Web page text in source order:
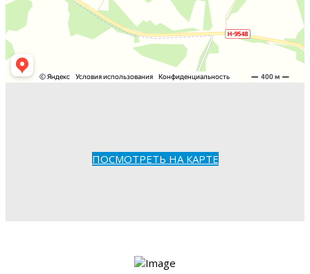
ПОСМОТРЕТЬ НА КАРТЕ